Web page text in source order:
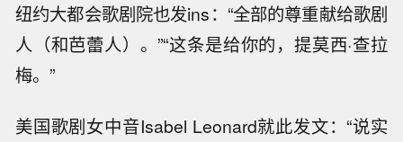
纽约大都会歌剧院也发ins：“全部的尊重献给歌剧
人（和芭蕾人）。”“这条是给你的，提莫西·查拉
梅。”
美国歌剧女中音Isabel Leonard就此发文：“说实